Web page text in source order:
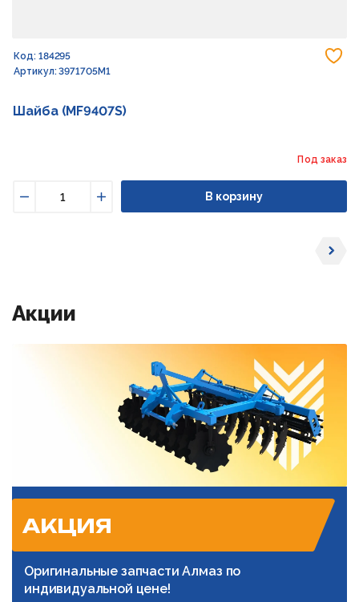
Код: 184295
Артикул: 3971705M1
Шайба (MF9407S)
Под заказ
Увеличить
В корзину
Акции
АКЦИЯ
Оригинальные запчасти Алмаз по
индивидуальной цене!